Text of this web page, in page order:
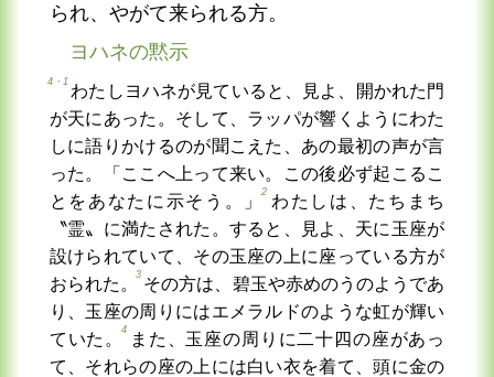
られ、やがて来られる方。
ヨハネの黙示
4・1
わたしヨハネが見ていると、見よ、開かれた門
が天にあった。そして、ラッパが響くようにわた
しに語りかけるのが聞こえた、あの最初の声が言
った。「ここへ上って来い。この後必ず起こるこ
とをあなたに示そう。」
2
わたしは、たちまち
〝霊〟に満たされた。すると、見よ、天に玉座が
設けられていて、その玉座の上に座っている方が
おられた。
3
その方は、碧玉や赤めのうのようであ
り、玉座の周りにはエメラルドのような虹が輝い
ていた。
4
また、玉座の周りに二十四の座があっ
て、それらの座の上には白い衣を着て、頭に金の